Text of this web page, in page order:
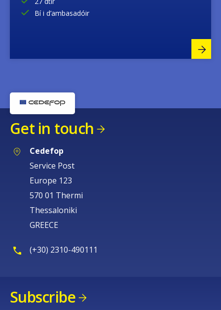
Bí i d’ambasadóir
Get in touch
Cedefop
Service Post
Europe 123
570 01 Thermi
Thessaloniki
GREECE
(+30) 2310-490111
Subscribe
Any additional comments or
page?